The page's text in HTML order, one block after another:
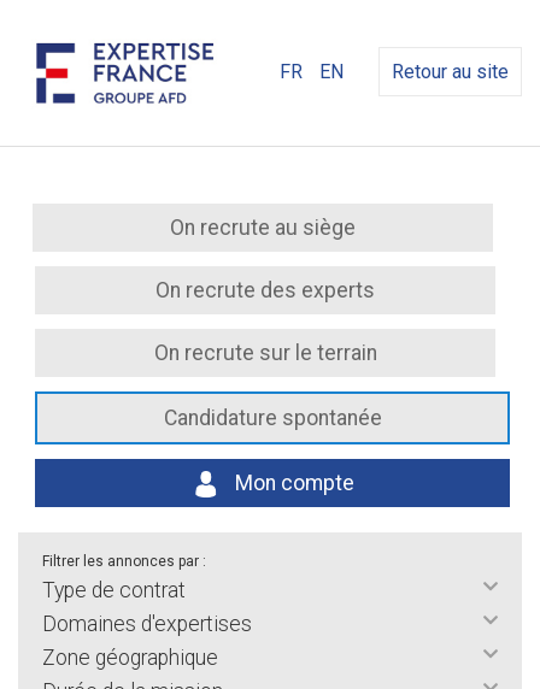
FR EN Retour au site
On recrute au siège
On recrute des experts
On recrute sur le terrain
Candidature spontanée
Mon compte
Filtrer les annonces par :
Type de contrat
Domaines d'expertises
Zone géographique